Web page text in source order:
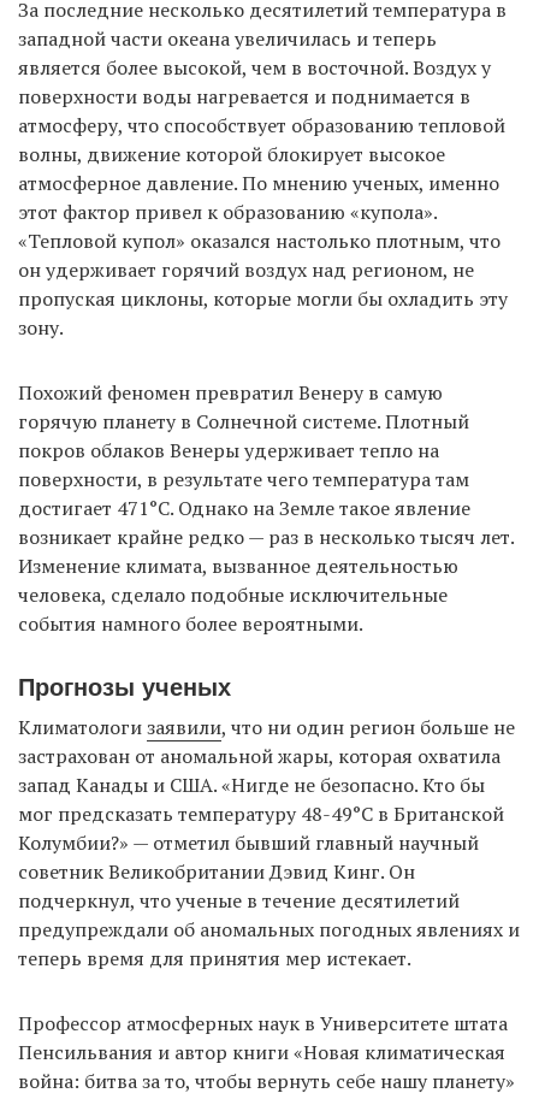
За последние несколько десятилетий температура в
западной части океана увеличилась и теперь
является более высокой, чем в восточной. Воздух у
поверхности воды нагревается и поднимается в
атмосферу, что способствует образованию тепловой
волны, движение которой блокирует высокое
атмосферное давление. По мнению ученых, именно
этот фактор привел к образованию «купола».
«Тепловой купол» оказался настолько плотным, что
он удерживает горячий воздух над регионом, не
пропуская циклоны, которые могли бы охладить эту
зону.
Похожий феномен превратил Венеру в самую
горячую планету в Солнечной системе. Плотный
покров облаков Венеры удерживает тепло на
поверхности, в результате чего температура там
достигает 471°C. Однако на Земле такое явление
возникает крайне редко — раз в несколько тысяч лет.
Изменение климата, вызванное деятельностью
человека, сделало подобные исключительные
события намного более вероятными.
Прогнозы ученых
Климатологизаявили, что ни один регион больше не
застрахован от аномальной жары, которая охватила
запад Канады и США. «Нигде не безопасно. Кто бы
мог предсказать температуру 48-49°C в Британской
Колумбии?» — отметил бывший главный научный
советник Великобритании Дэвид Кинг. Он
подчеркнул, что ученые в течение десятилетий
предупреждали об аномальных погодных явлениях и
теперь время для принятия мер истекает.
Профессор атмосферных наук в Университете штата
Пенсильвания и автор книги «Новая климатическая
война: битва за то, чтобы вернуть себе нашу планету»